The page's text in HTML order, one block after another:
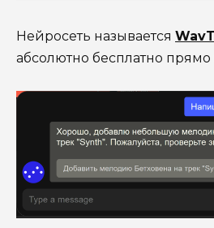
Нейросеть называется
абсолютно бесплатно прямо